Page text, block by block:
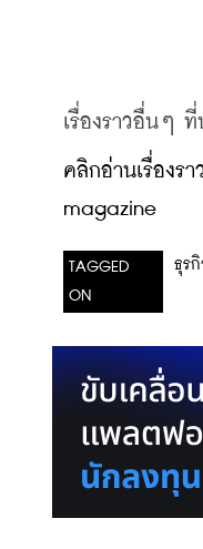
เรื่องราวอื่นๆ
คลิกอ่านเรื่องร
magazine
TAGGED
ON
ธุรกิ